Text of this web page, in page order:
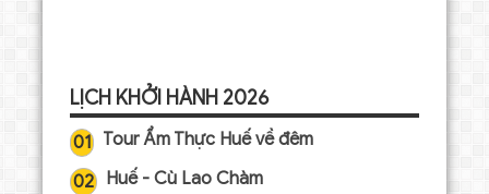
LỊCH KHỞI HÀNH 2026
01 Tour Ẩm Thực Huế về đêm
02
Huế - Cù Lao Chàm